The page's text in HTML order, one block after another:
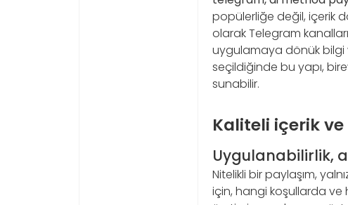
popülerliğe değil, içerik
olarak Telegram
uygulamaya dönük bilgi
seçildiğinde bu yapı,
sunabilir.
Kaliteli içerik ve
Uygulanabilirlik,
Nitelikli bir paylaşım,
için, hangi koşullarda ve